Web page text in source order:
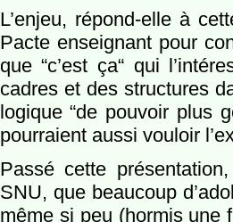
L’enjeu, répond-elle à
Pacte enseignant pour
que “c’est ça“ qui
cadres et des structures
logique “de pouvoir plus
pourraient aussi vouloir
Passé cette
SNU, que beaucoup
même si peu (hormis une